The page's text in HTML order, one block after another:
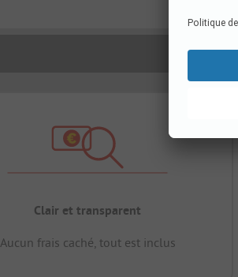
Clair et transparent
Aucun frais caché, tout est inclus